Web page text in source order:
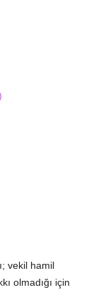
vekil hamil
olmadığı için